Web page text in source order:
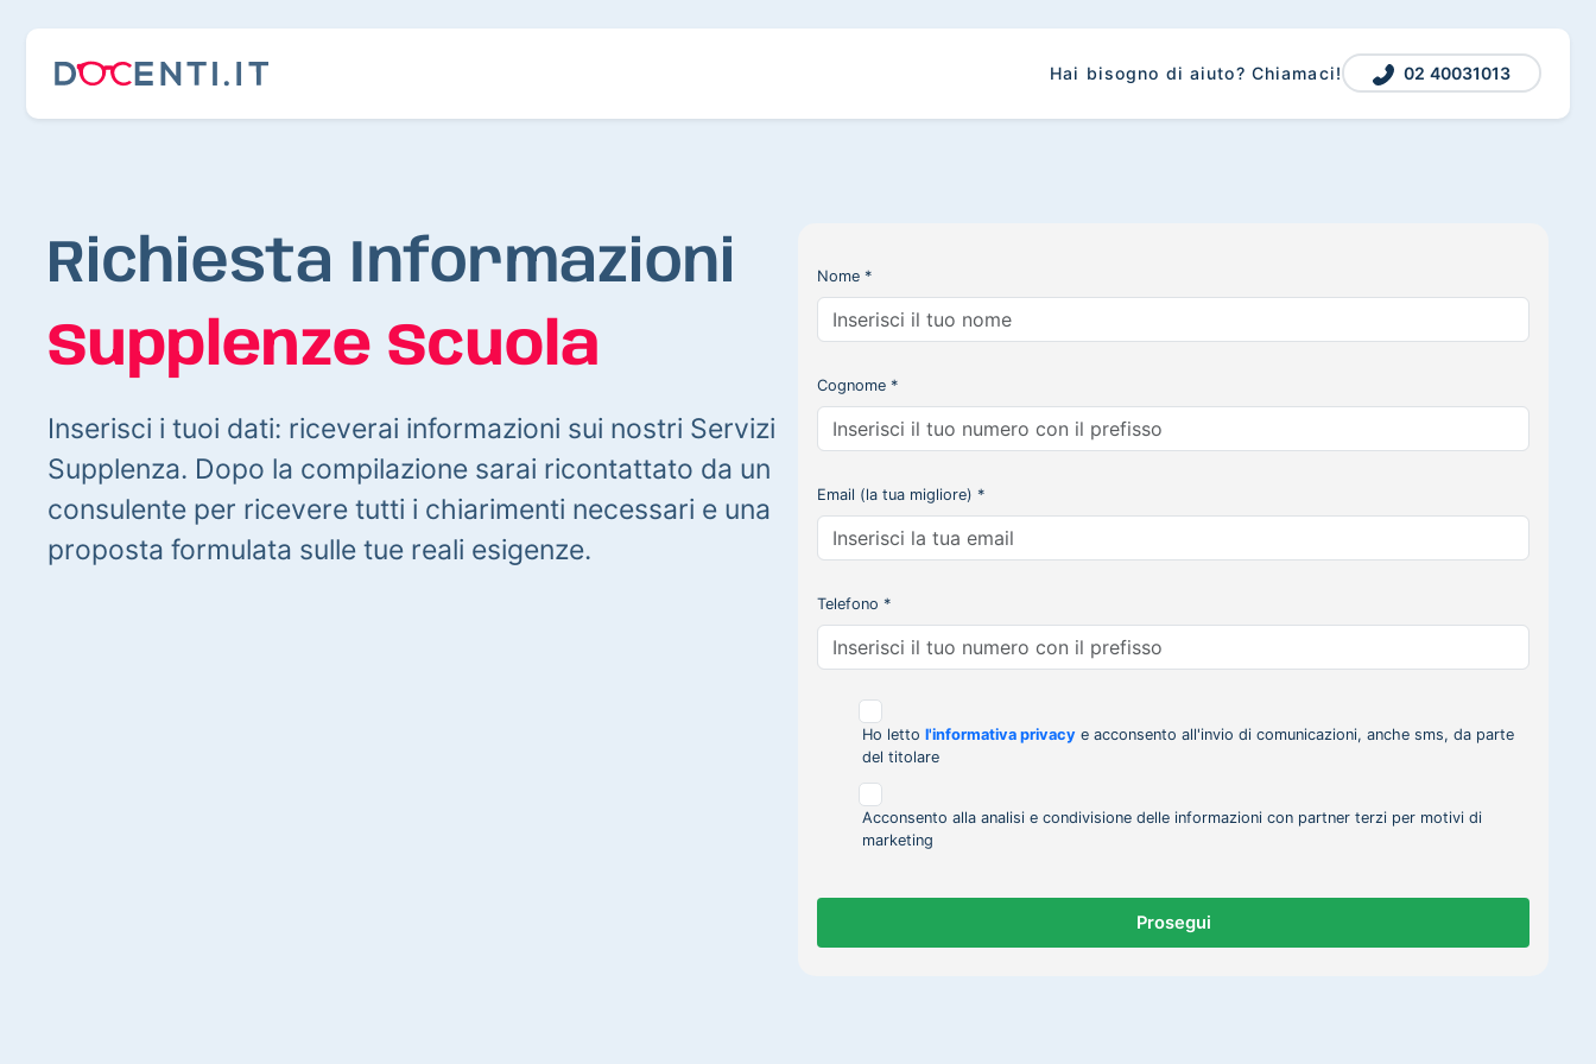
Hai bisogno di aiuto? Chiamaci! 02 40031013
Richiesta Informazioni
Supplenze Scuola
Inserisci i tuoi dati: riceverai informazioni sui nostri Servizi
Supplenza. Dopo la compilazione sarai ricontattato da un
consulente per ricevere tutti i chiarimenti necessari e una
proposta formulata sulle tue reali esigenze.
Nome *
Cognome *
Email (la tua migliore) *
Telefono *
Ho letto l'informativa privacy e acconsento all'invio di comunicazioni, anche sms, da parte
del titolare
Acconsento alla analisi e condivisione delle informazioni con partner terzi per motivi di
marketing